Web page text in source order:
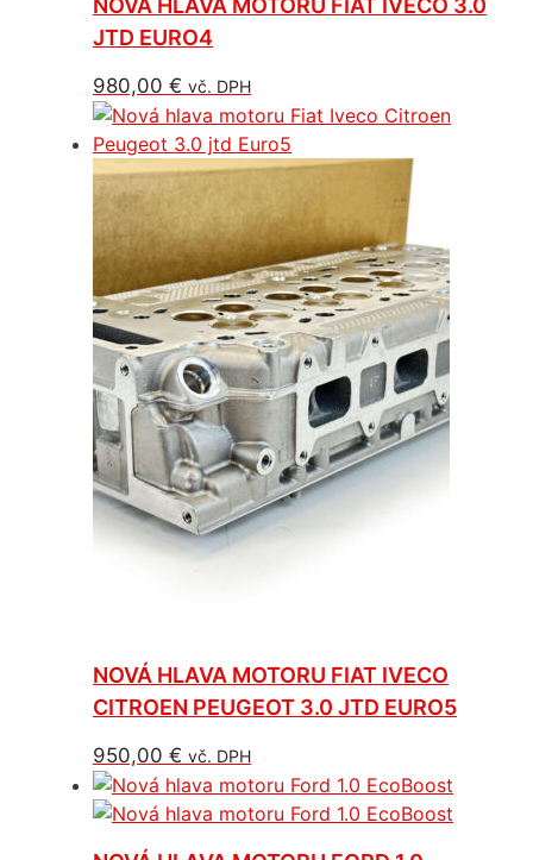
NOVÁ HLAVA MOTORU FIAT IVECO 3.0
JTD EURO4
980,00 € vč. DPH
NOVÁ HLAVA MOTORU FIAT IVECO
CITROEN PEUGEOT 3.0 JTD EURO5
950,00 € vč. DPH